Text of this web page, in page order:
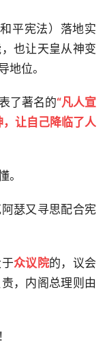
平宪法）落地实
也让天皇从神变
地位。
了著名的“凡人宣
让自己降临了人
。
瑟又寻思配合宪
众议院的，议会
，内阁总理则由